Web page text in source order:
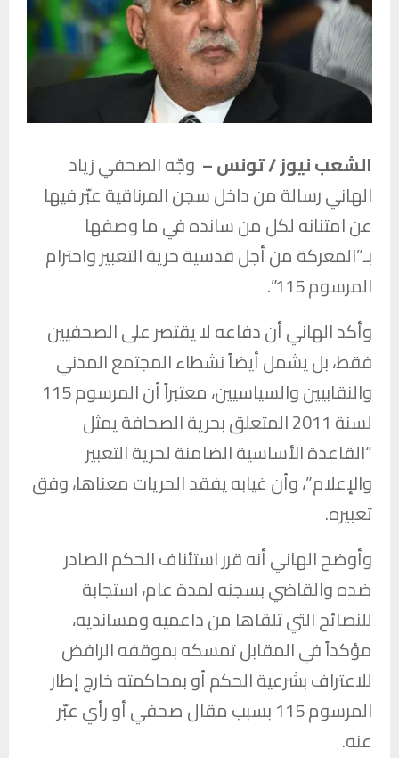
الشعب نيوز / تونس – وجّه الصحفيزياد
الهانيرسالة من داخل سجن المرناقية عبّر فيها
عن امتنانه لكل من سانده في ما وصفها
بـ”المعركة من أجل قدسية حرية التعبير واحترام
المرسوم 115”.
وأكد الهاني أن دفاعه لا يقتصر على الصحفيين
فقط، بل يشمل أيضاً نشطاء المجتمع المدني
والنقابيين والسياسيين، معتبراً أن المرسوم 115
لسنة 2011 المتعلق بحرية الصحافة يمثل
“القاعدة الأساسية الضامنة لحرية التعبير
والإعلام”، وأن غيابه يفقد الحريات معناها، وفق
تعبيره.
وأوضح الهاني أنه قرر استئناف الحكم الصادر
ضده والقاضي بسجنه لمدة عام، استجابة
للنصائح التي تلقاها من داعميه ومسانديه،
مؤكداً في المقابل تمسكه بموقفه الرافض
للاعتراف بشرعية الحكم أو بمحاكمته خارج إطار
المرسوم 115 بسبب مقال صحفي أو رأي عبّر
عنه.